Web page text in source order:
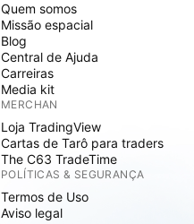
Quem somos
Missão espacial
Blog
Central de Ajuda
Carreiras
Media kit
MERCHAN
Loja TradingView
Cartas de Tarô para traders
The C63 TradeTime
POLÍTICAS & SEGURANÇA
Termos de Uso
Aviso legal